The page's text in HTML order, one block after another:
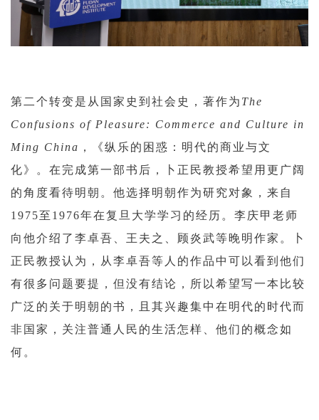
第二个转变是从国家史到社会史，著作为 The
Confusions of Pleasure: Commerce and Culture in
Ming China ，《纵乐的困惑：明代的商业与文
化》。在完成第一部书后，卜正民教授希望用更广阔
的角度看待明朝。他选择明朝作为研究对象，来自
1975至1976年在复旦大学学习的经历。李庆甲老师
向他介绍了李卓吾、王夫之、顾炎武等晚明作家。卜
正民教授认为，从李卓吾等人的作品中可以看到他们
有很多问题要提，但没有结论，所以希望写一本比较
广泛的关于明朝的书，且其兴趣集中在明代的时代而
非国家，关注普通人民的生活怎样、他们的概念如
何。